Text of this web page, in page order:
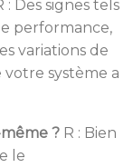
: Des signes tels
performance,
variations de
système a
? R : Bien
le